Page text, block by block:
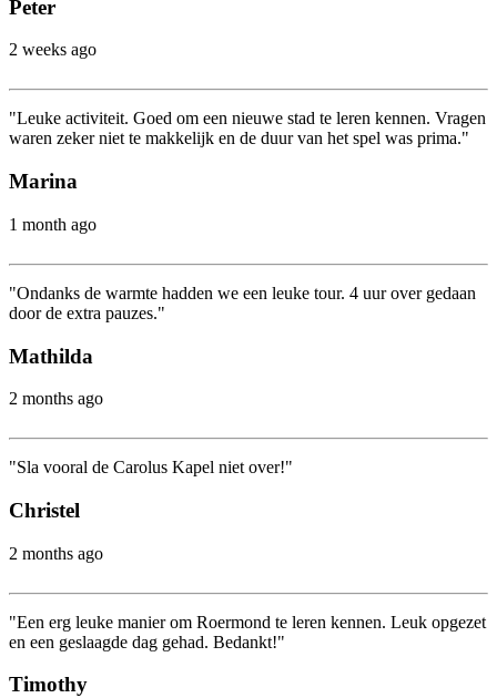
Peter
2 weeks ago
"Leuke activiteit. Goed om een nieuwe stad te leren kennen. Vragen
waren zeker niet te makkelijk en de duur van het spel was prima."
Marina
1 month ago
"Ondanks de warmte hadden we een leuke tour. 4 uur over gedaan
door de extra pauzes."
Mathilda
2 months ago
"Sla vooral de Carolus Kapel niet over!"
Christel
2 months ago
"Een erg leuke manier om Roermond te leren kennen. Leuk opgezet
en een geslaagde dag gehad. Bedankt!"
Timothy